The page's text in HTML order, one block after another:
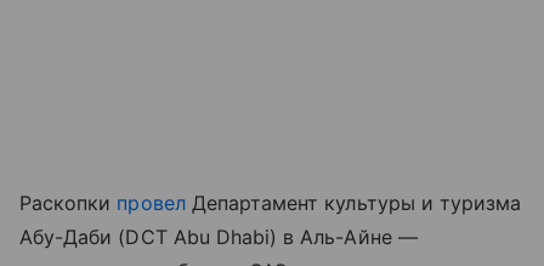
Раскопки провелДепартамент культуры и туризма
Абу-Даби (DCT Abu Dhabi) в Аль-Айне —